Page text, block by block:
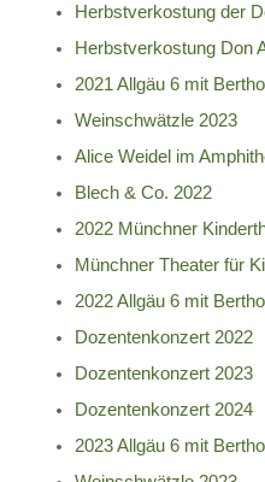
Herbstverkostung der
Herbstverkostung Don
2021 Allgäu 6 mit
Weinschwätzle 2023
Alice Weidel im
Blech & Co. 2022
2022 Münchner
Münchner Theater für
2022 Allgäu 6 mit
Dozentenkonzert 2022
Dozentenkonzert 2023
Dozentenkonzert 2024
2023 Allgäu 6 mit